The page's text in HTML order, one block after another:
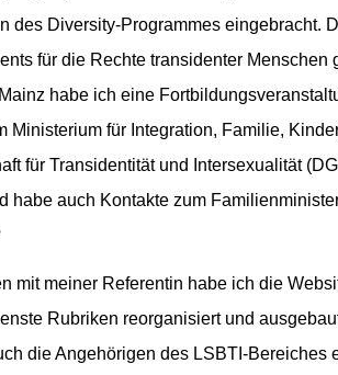
des Diversity-Programmes eingebracht.
für die Rechte transidenter
habe ich eine
Ministerium für Integration, Familie,
für Transidentität und Intersexualität
habe auch Kontakte zum
mit meiner Referentin habe ich die
Rubriken reorganisiert und
die Angehörigen des LSBTI-